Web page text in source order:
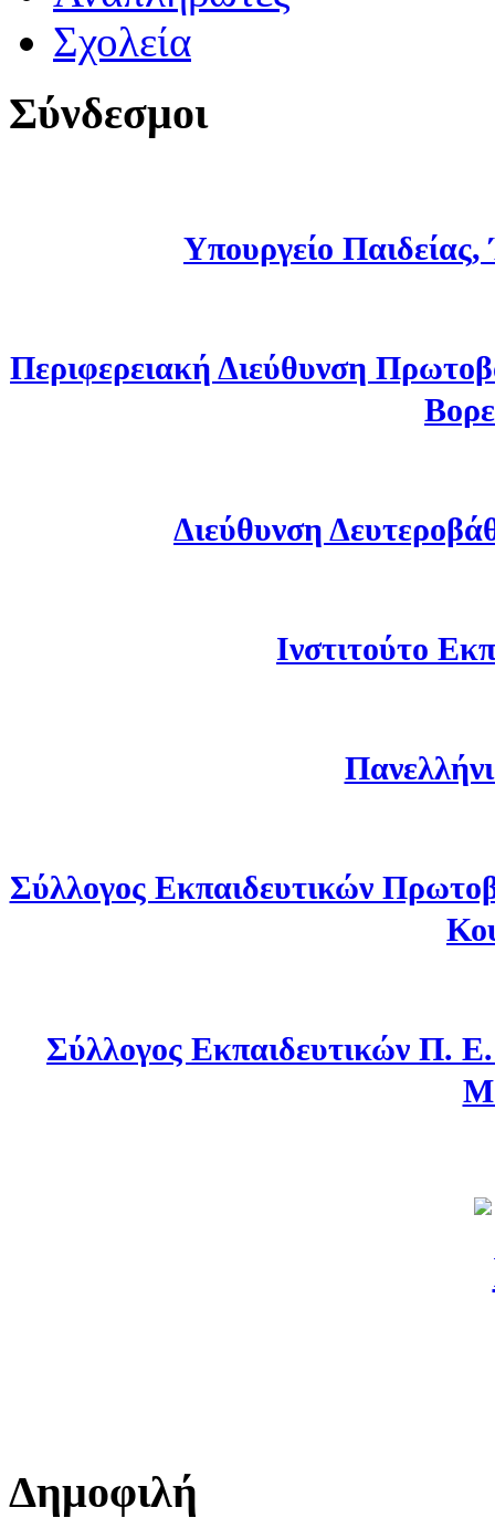
Σχολεία
Σύνδεσμοι
Υπουργείο
Περιφερειακή Διεύθυνση
Διεύθυνση
Ινστιτούτο
Σύλλογος Εκπαιδευτικών
Σύλλογος Εκπαιδευτικών Π.
Δημοφιλή